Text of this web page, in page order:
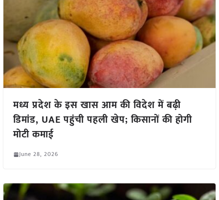
मध्य प्रदेश के इस खास आम की विदेश में बढ़ी
डिमांड, UAE पहुंची पहली खेप; किसानों की होगी
मोटी कमाई
June 28, 2026